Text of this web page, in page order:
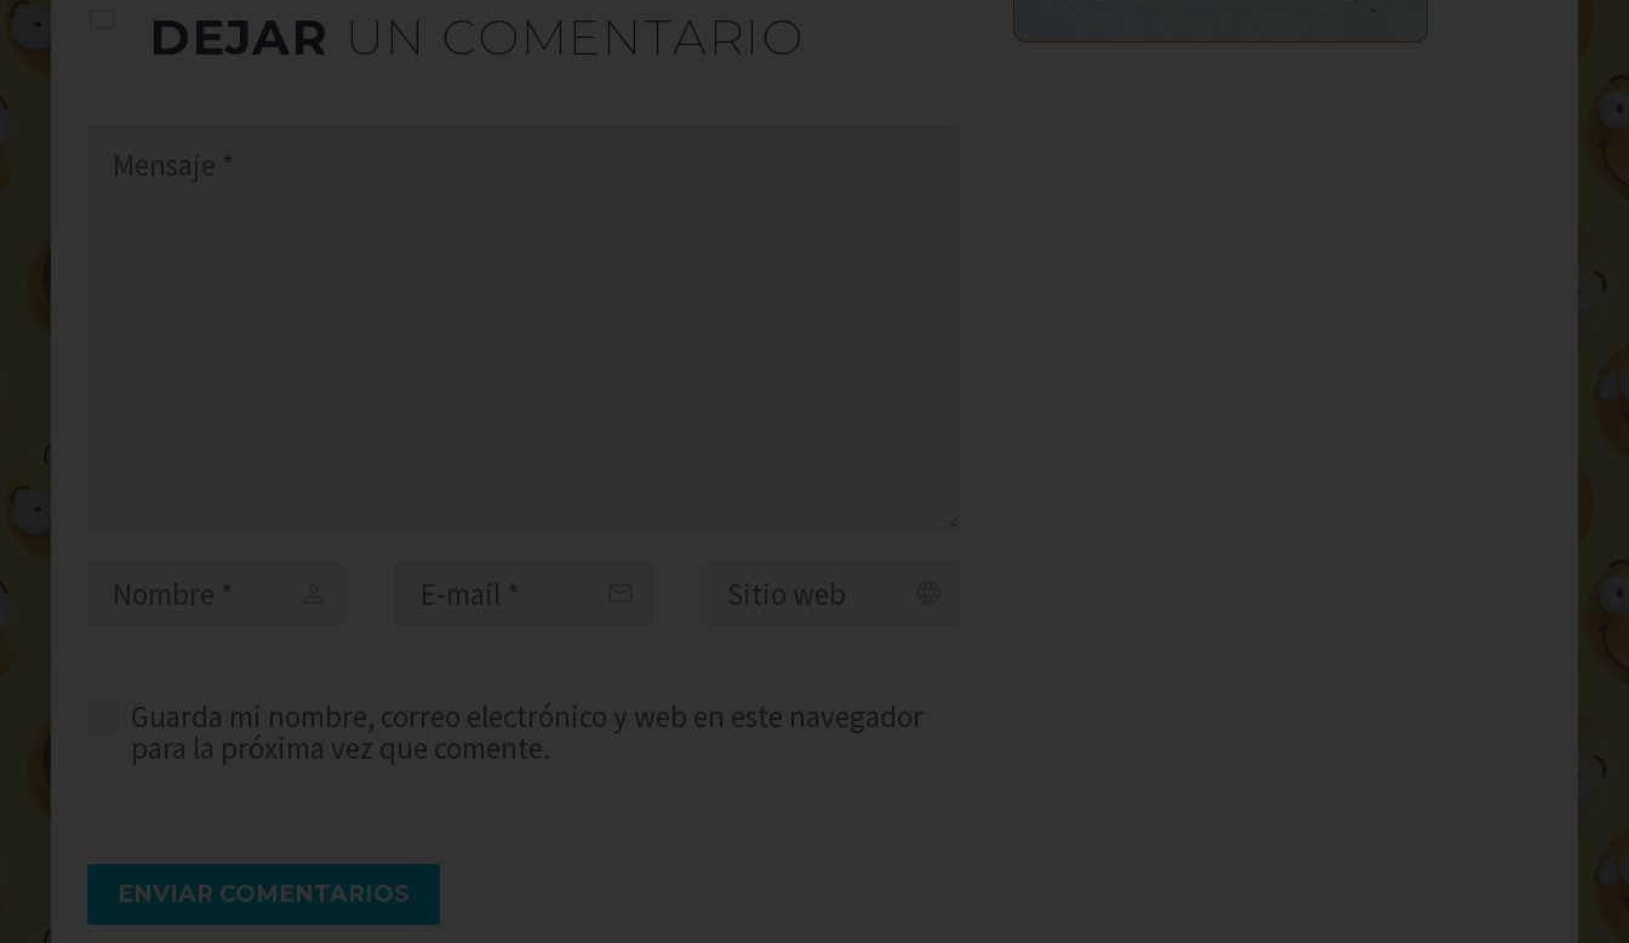
DEJAR UN COMENTARIO
Guarda mi nombre, correo electrónico y web en este navegador
para la próxima vez que comente.
ENVIAR COMENTARIOS